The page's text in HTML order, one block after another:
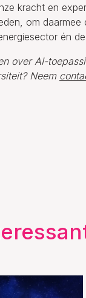
kracht en
om
én
over AI-
Neem